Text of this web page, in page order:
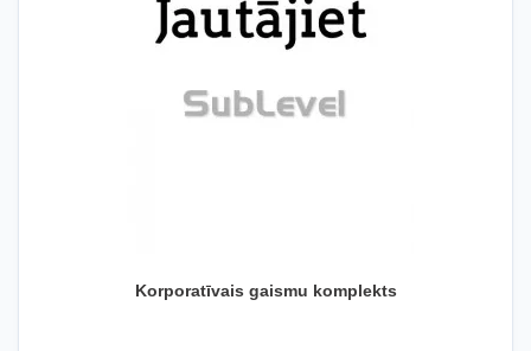
Korporatīvais gaismu komplekts